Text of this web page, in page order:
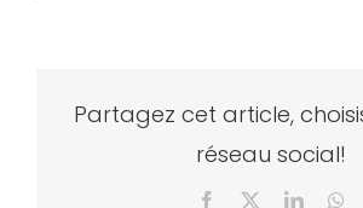
Partagez cet article,
réseau social!
Facebook LinkedIn